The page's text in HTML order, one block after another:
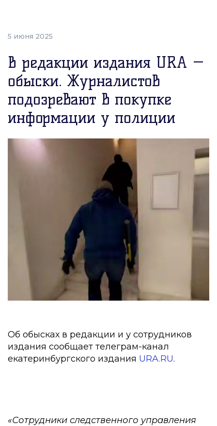
5 июня 2025
В редакции издания URA —
обыски. Журналистов
подозревают в покупке
информации у полиции
Об обысках в редакции и у сотрудников
издания сообщает телеграм-канал
екатеринбургского издания URA.RU.
«Сотрудники следственного управления